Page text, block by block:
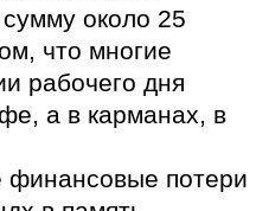
около 25
что многие
рабочего дня
а в карманах, в
потери